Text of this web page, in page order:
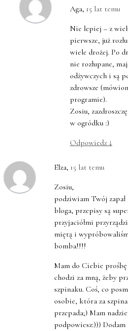
Aga, 15 lat temu
Nie lepiej – z
pierwsze, już
wiele drożej. Po
nie rozłupane,
odżywczych i są
zdrowsze
programie).
Zosiu,
w ogródku :)
Odpowiedz ↓
Elza, 15 lat temu
Zosiu,
podziwiam Twój
bloga, przepisy są
przyjaciółmi
miętą i
bomba!!!!
Mam do Ciebie
chodzi za mną, żeby
szpinaku. Coś, co
osobie, która za
przepada;) Mam
podpowiesz:))) Dodam